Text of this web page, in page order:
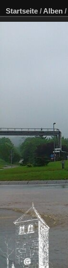
Startseite / Alben /